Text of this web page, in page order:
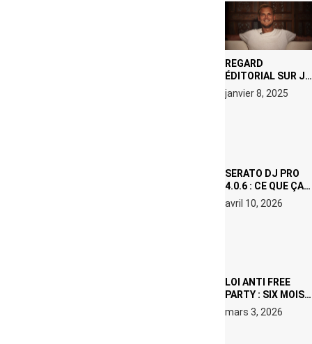
REGARD
ÉDITORIAL SUR JE
M’APPELLE TIM
(NETFLIX) : AVICII,
janvier 8, 2025
SERATO DJ PRO
4.0.6 : CE QUE ÇA
CHANGE, MÊME SI
VOUS N’ÊTES NI
avril 10, 2026
LOI ANTI FREE
PARTY : SIX MOIS
DE PRISON ET 5
000 € D’AMENDE
mars 3, 2026